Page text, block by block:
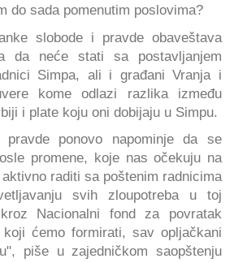
do sada pomenutim poslovima?
slobode i pravde obaveštava
da neće stati sa postavljanjem
Simpa, ali i građani Vranja i
kome odlazi razlika između
i plate koju oni dobijaju u Simpu.
ponovo napominje da se
promene, koje nas očekuju na
raditi sa poštenim radnicima
svih zloupotreba u toj
Nacionalni fond za povratak
koji ćemo formirati, sav opljačkani
piše u zajedničkom saopštenju